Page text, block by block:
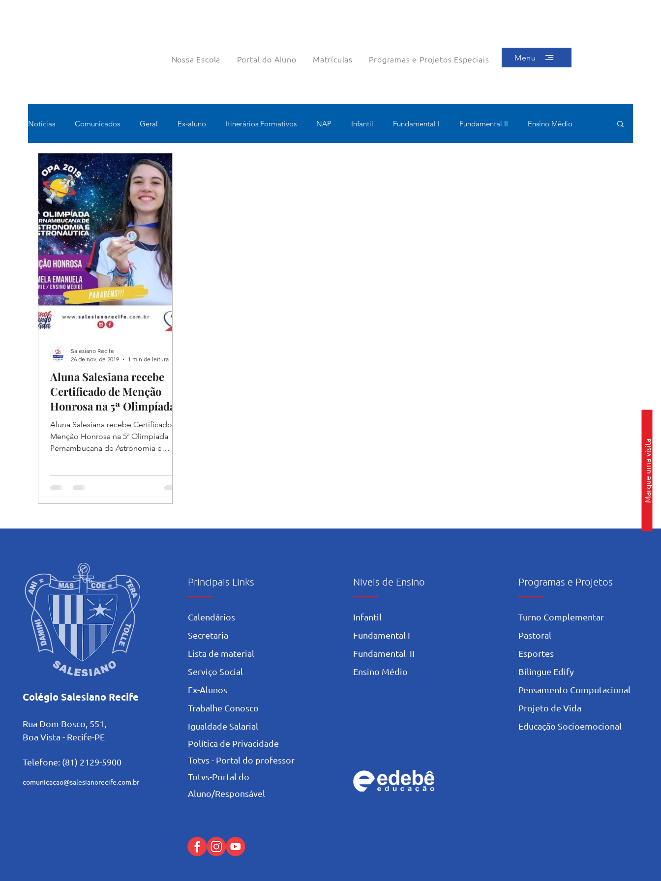
Nossa Escola Portal do Aluno Matrículas Programas e Projetos Especiais Menu
Marque uma visita
Notícias Comunicados Geral Ex-aluno Itinerários Formativos NAP Infantil Fundamental I Fundamental II Ensino Médio
Pastoral Esportes Turno Integral
Pedagógico
Aluna Salesiana recebe
Certificado de Menção
Honrosa na 5ª Olimpíada
Pernambucana de
Astronomia e As
Aluna Salesiana recebe Certificado de
Menção Honrosa na 5ª Olimpíada
Pernambucana de Astronomia e
Salesiano Recife
26 de nov. de 2019
1 min de leitura
Colégio Salesiano Recife
Rua Dom Bosco, 551,
Boa Vista - Recife-PE
Telefone: (81) 2129-5900
comunicacao@salesianorecife.com.br
Principais Links
Calendários
Secretaria
L ista de material
Serviço Social
Ex-Alunos
Trabalhe Conosco
Igualdade Salarial
Política de Privacidade
Totvs - Portal do professor
Totvs-Portal do
Aluno/Responsável
Niveis de Ensino
Infantil
Fundamental I
Fundamental II
Ensino Médio
Programas e Projetos
Turno Complementar
Pastoral
Esportes
Bilíngue Edify
Pensamento Computacional
Projeto de Vida
Educação Socioemocional